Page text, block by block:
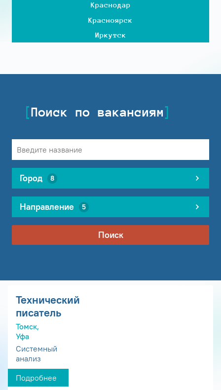
Краснодар
Красноярск
Иркутск
Поиск по вакансиям
Город 8
Направление 5
Поиск
Технический
писатель
Томск,
Уфа
Системный
анализ
Подробнее